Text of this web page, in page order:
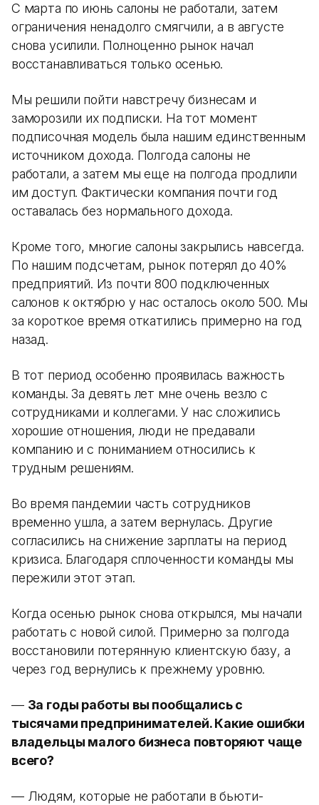
С марта по июнь салоны не работали, затем
ограничения ненадолго смягчили, а в августе
снова усилили. Полноценно рынок начал
восстанавливаться только осенью.
Мы решили пойти навстречу бизнесам и
заморозили их подписки. На тот момент
подписочная модель была нашим единственным
источником дохода. Полгода салоны не
работали, а затем мы еще на полгода продлили
им доступ. Фактически компания почти год
оставалась без нормального дохода.
Кроме того, многие салоны закрылись навсегда.
По нашим подсчетам, рынок потерял до 40%
предприятий. Из почти 800 подключенных
салонов к октябрю у нас осталось около 500. Мы
за короткое время откатились примерно на год
назад.
В тот период особенно проявилась важность
команды. За девять лет мне очень везло с
сотрудниками и коллегами. У нас сложились
хорошие отношения, люди не предавали
компанию и с пониманием относились к
трудным решениям.
Во время пандемии часть сотрудников
временно ушла, а затем вернулась. Другие
согласились на снижение зарплаты на период
кризиса. Благодаря сплоченности команды мы
пережили этот этап.
Когда осенью рынок снова открылся, мы начали
работать с новой силой. Примерно за полгода
восстановили потерянную клиентскую базу, а
через год вернулись к прежнему уровню.
— За годы работы вы пообщались с
тысячами предпринимателей. Какие ошибки
владельцы малого бизнеса повторяют чаще
всего?
— Людям, которые не работали в бьюти-